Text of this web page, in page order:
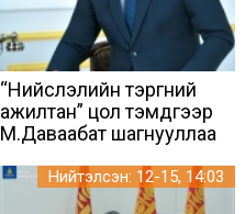
“Нийслэлийн тэргүүний
ажилтан” цол тэмдгээр
М.Даваабат шагнууллаа
Нийтэлсэн: 12-15, 14:03